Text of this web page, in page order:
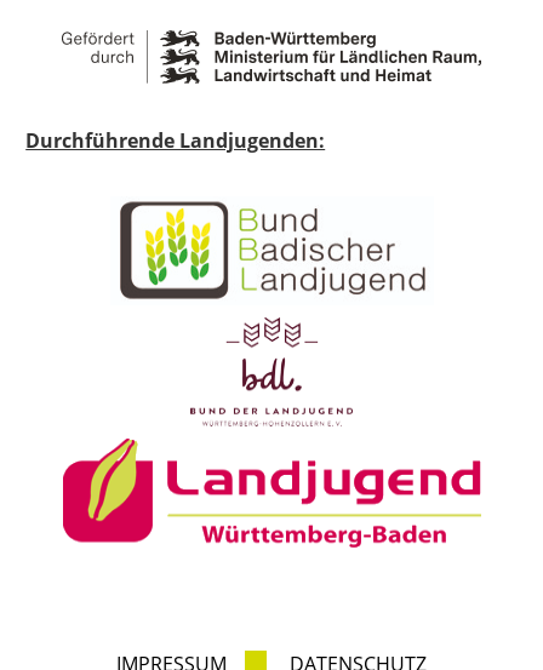
Durchführende Landjugenden:
IMPRESSUM DATENSCHUTZ